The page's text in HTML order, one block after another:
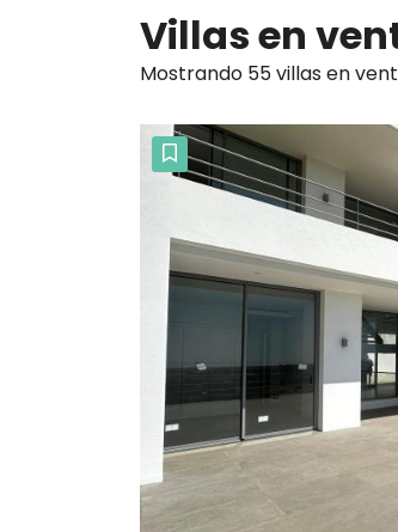
Villas en
Mostrando 55 villas en